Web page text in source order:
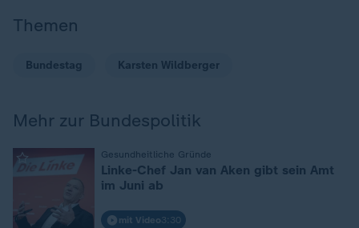
Themen
Bundestag Karsten Wildberger
Mehr zur Bundespolitik
Gesundheitliche Gründe
Linke-Chef Jan van Aken gibt sein Amt
im Juni ab
mit Video3:30